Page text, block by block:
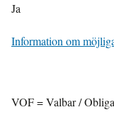
Ja
Information om
VOF = Valbar /